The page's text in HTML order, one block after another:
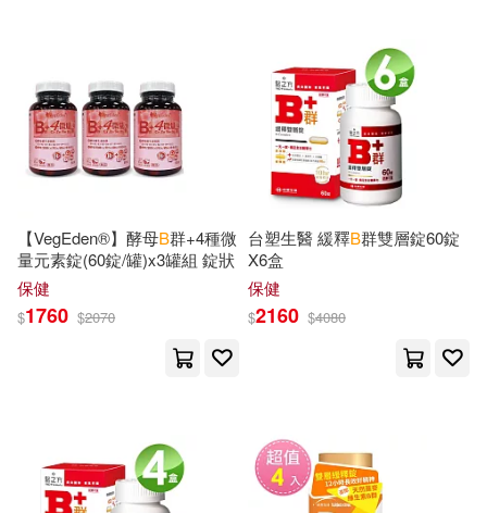
Terminplaner(199)
Klingel(196) LaHaye(196)
Multiple Contributors(196)
Caroline B.(195)
Chris(194) Hall(194)
中國人民大學出版社(76)
Xlibris Corp(75)
B De Books(74)
Midpoint Trade Books Inc(74)
【VegEden®】酵母B群+4種微
量元素錠(60錠/罐)x3罐組 錠狀
保健
$1760 $2070
台塑生醫 緩釋B群雙層錠60錠
X6盒
保健
$2160 $4080